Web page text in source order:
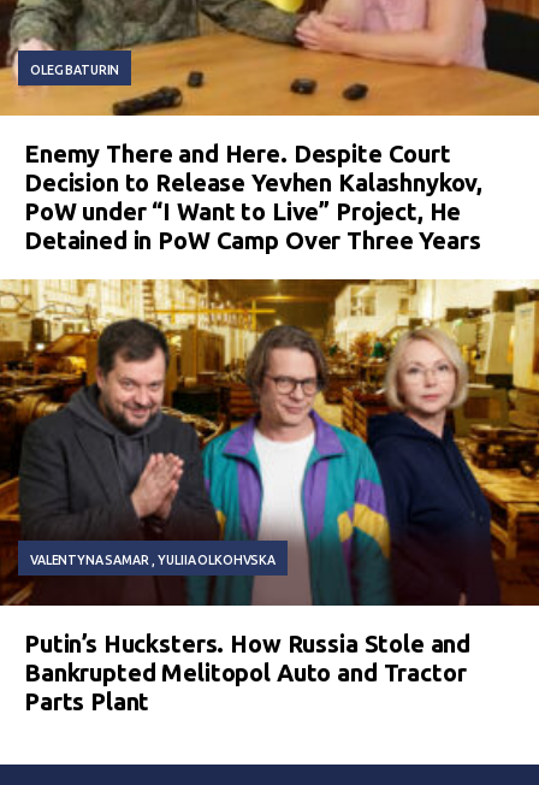
OLEG BATURIN
Enemy There and Here. Despite Court
Decision to Release Yevhen Kalashnykov,
PoW under “I Want to Live” Project, He
Detained in PoW Camp Over Three Years
VALENTYNA SAMAR YULIIA OLKOHVSKA
Putin’s Hucksters. How Russia Stole and
Bankrupted Melitopol Auto and Tractor
Parts Plant